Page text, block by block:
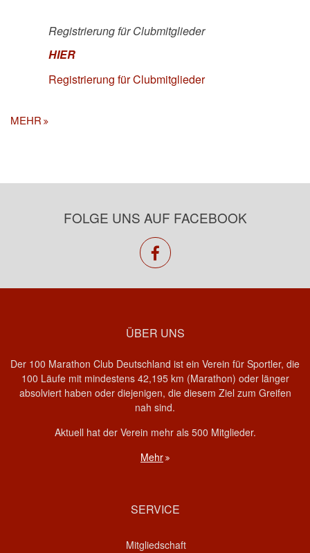
Registrierung für Clubmitglieder
HIER
Registrierung für Clubmitglieder
MEHR
FOLGE UNS AUF FACEBOOK
facebook
ÜBER UNS
Der 100 Marathon Club Deutschland ist ein Verein für Sportler, die
100 Läufe mit mindestens 42,195 km (Marathon) oder länger
absolviert haben oder diejenigen, die diesem Ziel zum Greifen
nah sind.
Aktuell hat der Verein mehr als 500 Mitglieder.
Mehr
SERVICE
Mitgliedschaft